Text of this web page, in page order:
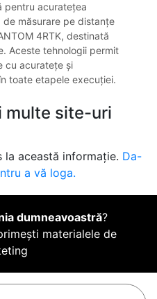
pentru acuratețea
de măsurare pe distanțe
4RTK, destinată
Aceste tehnologii permit
cu acuratețe și
toate etapele execuției.
multe site-uri
la această informație. Da-
a vă loga.
dumneavoastră?
materialele de